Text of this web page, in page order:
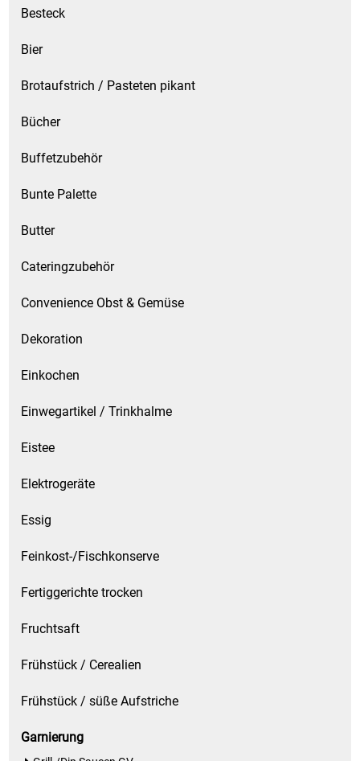
Besteck
Bier
Brotaufstrich / Pasteten pikant
Bücher
Buffetzubehör
Bunte Palette
Butter
Cateringzubehör
Convenience Obst & Gemüse
Dekoration
Einkochen
Einwegartikel / Trinkhalme
Eistee
Elektrogeräte
Essig
Feinkost-/Fischkonserve
Fertiggerichte trocken
Fruchtsaft
Frühstück / Cerealien
Frühstück / süße Aufstriche
Garnierung